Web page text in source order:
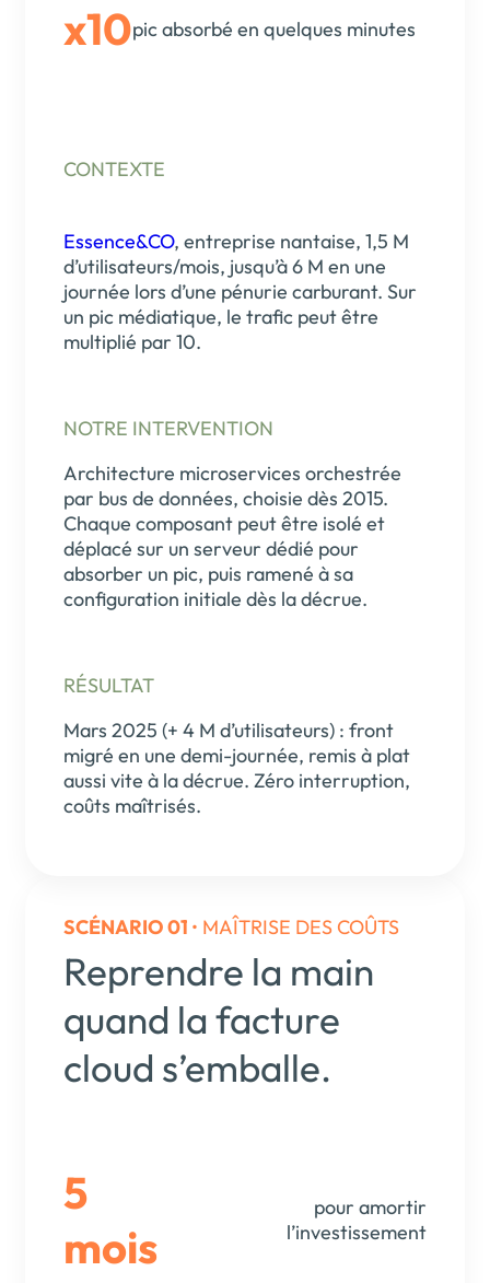
SCÉNARIO 01 • MAÎTRISE DES COÛTS
Reprendre la main
quand la facture
cloud s’emballe.
5
mois
pour amortir
l’investissement
x10pic absorbé en quelques minutes
CONTEXTE
Essence&CO, entreprise nantaise, 1,5 M
d’utilisateurs/mois, jusqu’à 6 M en une
journée lors d’une pénurie carburant. Sur
un pic médiatique, le trafic peut être
multiplié par 10.
NOTRE INTERVENTION
Architecture microservices orchestrée
par bus de données, choisie dès 2015.
Chaque composant peut être isolé et
déplacé sur un serveur dédié pour
absorber un pic, puis ramené à sa
configuration initiale dès la décrue.
RÉSULTAT
Mars 2025 (+ 4 M d’utilisateurs) : front
migré en une demi-journée, remis à plat
aussi vite à la décrue. Zéro interruption,
coûts maîtrisés.